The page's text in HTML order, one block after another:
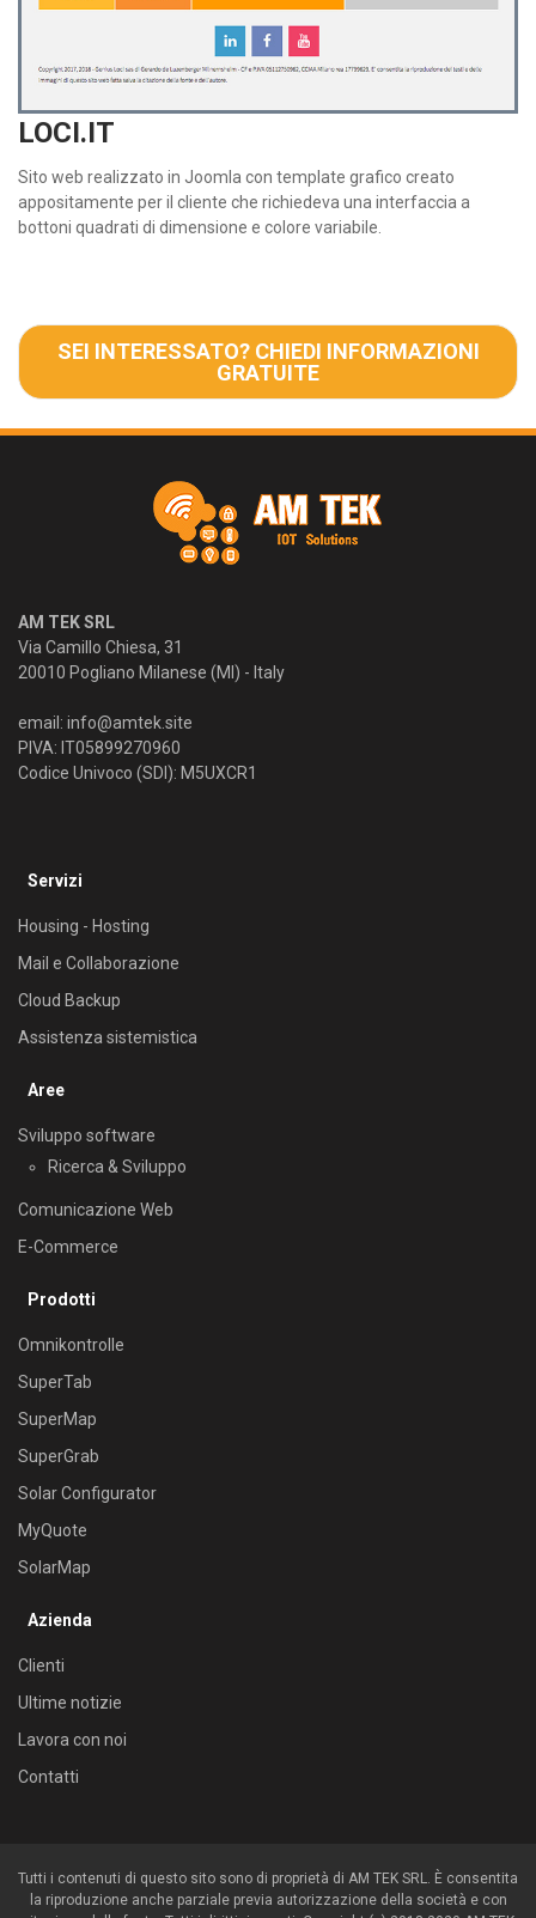
LOCI.IT
Sito web realizzato in Joomla con template grafico creato
appositamente per il cliente che richiedeva una interfaccia a
bottoni quadrati di dimensione e colore variabile.
SEI INTERESSATO? CHIEDI INFORMAZIONI
GRATUITE
AM TEK SRL
Via Camillo Chiesa, 31
20010 Pogliano Milanese (MI) - Italy
email: info@amtek.site
PIVA: IT05899270960
Codice Univoco (SDI): M5UXCR1
Servizi
Housing - Hosting
Mail e Collaborazione
Cloud Backup
Assistenza sistemistica
Aree
Sviluppo software
Ricerca & Sviluppo
Comunicazione Web
E-Commerce
Prodotti
Omnikontrolle
SuperTab
SuperMap
SuperGrab
Solar Configurator
MyQuote
SolarMap
Azienda
Clienti
Ultime notizie
Lavora con noi
Contatti
Tutti i contenuti di questo sito sono di proprietà di AM TEK SRL. È consentita
la riproduzione anche parziale previa autorizzazione della società e con